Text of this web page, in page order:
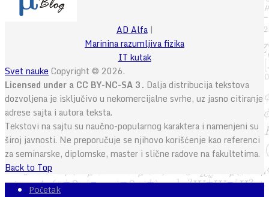
AD Alfa|
Marinina razumljiva fizika
IT kutak
Svet nauke Copyright © 2026.
Licensed under a CC BY-NC-SA 3. Dalja distribucija tekstova
dozvoljena je isključivo u nekomercijalne svrhe, uz jasno citiranje
adrese sajta i autora teksta.
Tekstovi na sajtu su naučno-popularnog karaktera i namenjeni su
široj javnosti. Ne preporučuje se njihovo korišćenje kao referenci
za seminarske, diplomske, master i slične radove na fakultetima.
Back to Top
Početak